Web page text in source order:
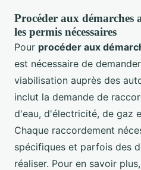
Procéder aux
les permis nécessaires
Pour procéder aux
est nécessaire de
viabilisation auprès des
inclut la demande de
d'eau, d'électricité, de gaz
Chaque raccordement
spécifiques et parfois des
réaliser. Pour en savoir